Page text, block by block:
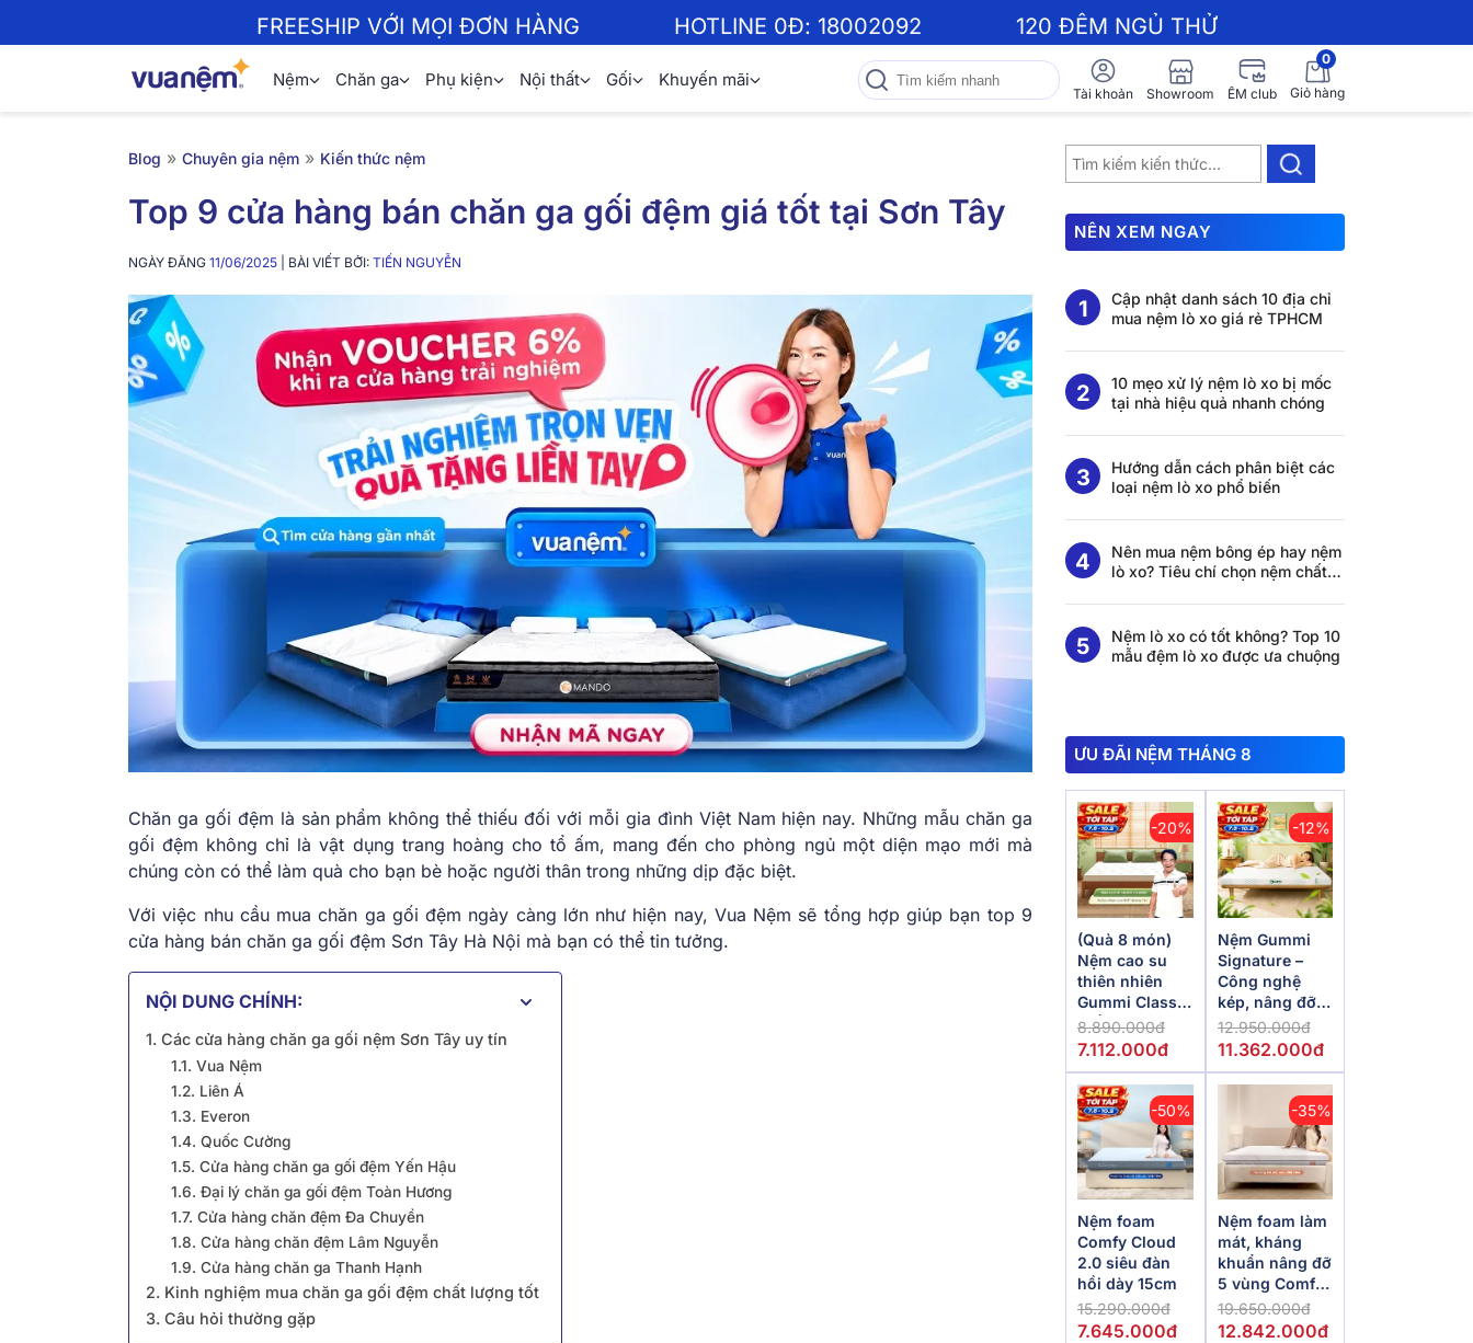
FREESHIP VỚI MỌI ĐƠN HÀNG HOTLINE 0Đ: 18002092 120 ĐÊM NGỦ THỬ
Nệm Chăn ga Phụ kiện Nội thất Gối Khuyến mãi
Tài khoản Showroom ÊM club
0
Giỏ hàng
Blog » Chuyên gia nệm » Kiến thức nệm
Top 9 cửa hàng bán chăn ga gối đệm giá tốt tại Sơn Tây
NGÀY ĐĂNG 11/06/2025 | BÀI VIẾT BỞI: TIẾN NGUYỄN
Chăn ga gối đệm là sản phẩm không thể thiếu đối với mỗi gia đình Việt Nam hiện nay. Những mẫu chăn ga
gối đệm không chỉ là vật dụng trang hoàng cho tổ ấm, mang đến cho phòng ngủ một diện mạo mới mà
chúng còn có thể làm quà cho bạn bè hoặc người thân trong những dịp đặc biệt.
Với việc nhu cầu mua chăn ga gối đệm ngày càng lớn như hiện nay, Vua Nệm sẽ tổng hợp giúp bạn top 9
cửa hàng bán chăn ga gối đệm Sơn Tây Hà Nội mà bạn có thể tin tưởng.
NỘI DUNG CHÍNH:
1. Các cửa hàng chăn ga gối nệm Sơn Tây uy tín
1.1. Vua Nệm
1.2. Liên Á
1.3. Everon
1.4. Quốc Cường
1.5. Cửa hàng chăn ga gối đệm Yến Hậu
1.6. Đại lý chăn ga gối đệm Toàn Hương
1.7. Cửa hàng chăn đệm Đa Chuyền
1.8. Cửa hàng chăn đệm Lâm Nguyễn
1.9. Cửa hàng chăn ga Thanh Hạnh
2. Kinh nghiệm mua chăn ga gối đệm chất lượng tốt
3. Câu hỏi thường gặp
NÊN XEM NGAY
Cập nhật danh sách 10 địa chỉ
mua nệm lò xo giá rẻ TPHCM
10 mẹo xử lý nệm lò xo bị mốc
tại nhà hiệu quả nhanh chóng
Hướng dẫn cách phân biệt các
loại nệm lò xo phổ biến
Nên mua nệm bông ép hay nệm
lò xo? Tiêu chí chọn nệm chất
Nệm lò xo có tốt không? Top 10
mẫu đệm lò xo được ưa chuộng
ƯU ĐÃI NỆM THÁNG 8
-20%
(Quà 8 món)
Nệm cao su
thiên nhiên
Gummi Classic
thế hệ mới dày
5/10/15cm
8.890.000đ
7.112.000đ
-12%
Nệm Gummi
Signature –
Công nghệ
kép, nâng đỡ
vượt trội,
kháng khuẩn
12.950.000đ
11.362.000đ
-50%
Nệm foam
Comfy Cloud
2.0 siêu đàn
hồi dày 15cm
15.290.000đ
7.645.000đ
-35%
Nệm foam làm
mát, kháng
khuẩn nâng đỡ
5 vùng Comfy
Lux 1.0
19.650.000đ
12.842.000đ